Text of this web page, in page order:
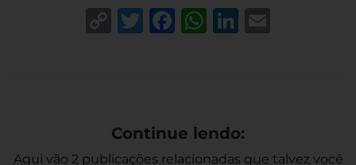
CopyTwitter
Facebook
WhatsApp
LinkedIn
Continue lendo:
Aqui vão 2 publicações relacionadas que talvez você